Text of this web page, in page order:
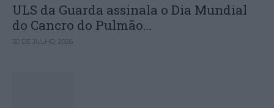
ULS da Guarda assinala o Dia Mundial
do Cancro do Pulmão...
30 DE JULHO, 2026